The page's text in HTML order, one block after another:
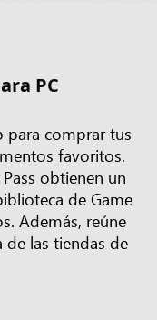
PC
para comprar tus
favoritos.
obtienen un
de Game
Además, reúne
las tiendas de